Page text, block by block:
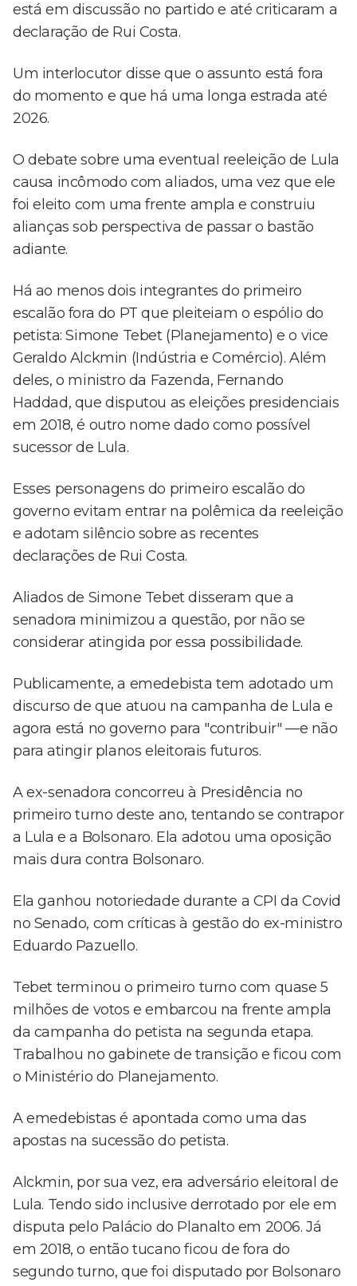
está em discussão no partido e até criticaram a
declaração de Rui Costa.
Um interlocutor disse que o assunto está fora
do momento e que há uma longa estrada até
2026.
O debate sobre uma eventual reeleição de Lula
causa incômodo com aliados, uma vez que ele
foi eleito com uma frente ampla e construiu
alianças sob perspectiva de passar o bastão
adiante.
Há ao menos dois integrantes do primeiro
escalão fora do PT que pleiteiam o espólio do
petista: Simone Tebet (Planejamento) e o vice
Geraldo Alckmin (Indústria e Comércio). Além
deles, o ministro da Fazenda, Fernando
Haddad, que disputou as eleições presidenciais
em 2018, é outro nome dado como possível
sucessor de Lula.
Esses personagens do primeiro escalão do
governo evitam entrar na polêmica da reeleição
e adotam silêncio sobre as recentes
declarações de Rui Costa.
Aliados de Simone Tebet disseram que a
senadora minimizou a questão, por não se
considerar atingida por essa possibilidade.
Publicamente, a emedebista tem adotado um
discurso de que atuou na campanha de Lula e
agora está no governo para "contribuir" —e não
para atingir planos eleitorais futuros.
A ex-senadora concorreu à Presidência no
primeiro turno deste ano, tentando se contrapor
a Lula e a Bolsonaro. Ela adotou uma oposição
mais dura contra Bolsonaro.
Ela ganhou notoriedade durante a CPI da Covid
no Senado, com críticas à gestão do ex-ministro
Eduardo Pazuello.
Tebet terminou o primeiro turno com quase 5
milhões de votos e embarcou na frente ampla
da campanha do petista na segunda etapa.
Trabalhou no gabinete de transição e ficou com
o Ministério do Planejamento.
A emedebistas é apontada como uma das
apostas na sucessão do petista.
Alckmin, por sua vez, era adversário eleitoral de
Lula. Tendo sido inclusive derrotado por ele em
disputa pelo Palácio do Planalto em 2006. Já
em 2018, o então tucano ficou de fora do
segundo turno, que foi disputado por Bolsonaro